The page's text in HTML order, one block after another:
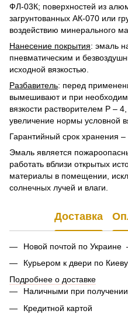
ФЛ-03К; поверхностей из
загрунтованных АК-070 или
воздействию минерального
Нанесение покрытия: эмаль
пневматическим и
исходной вязкостью.
Разбавитель: перед
вымешивают и при
вязкости растворителем Р –
увеличение нормы условной
Гарантийный срок хранения –
Эмаль является
работать вблизи открытых
материалы в помещении,
солнечных лучей и влаги.
Доставка
Новой почтой по Украине
Курьером к двери по
Подробнее о доставке
Наличными при получении
Кредитной картой